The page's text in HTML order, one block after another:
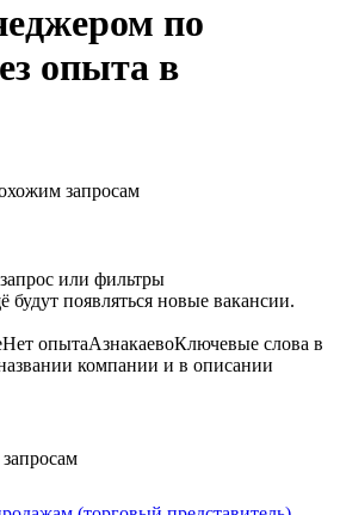
по
опыта в
запросам
или фильтры
появляться новые вакансии.
Нет опытаАзнакаевоКлючевые слова в
компании и в описании